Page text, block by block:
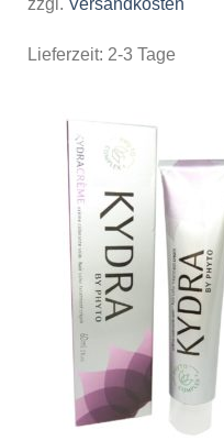
zzgl. Versandkosten
Lieferzeit: 2-3 Tage